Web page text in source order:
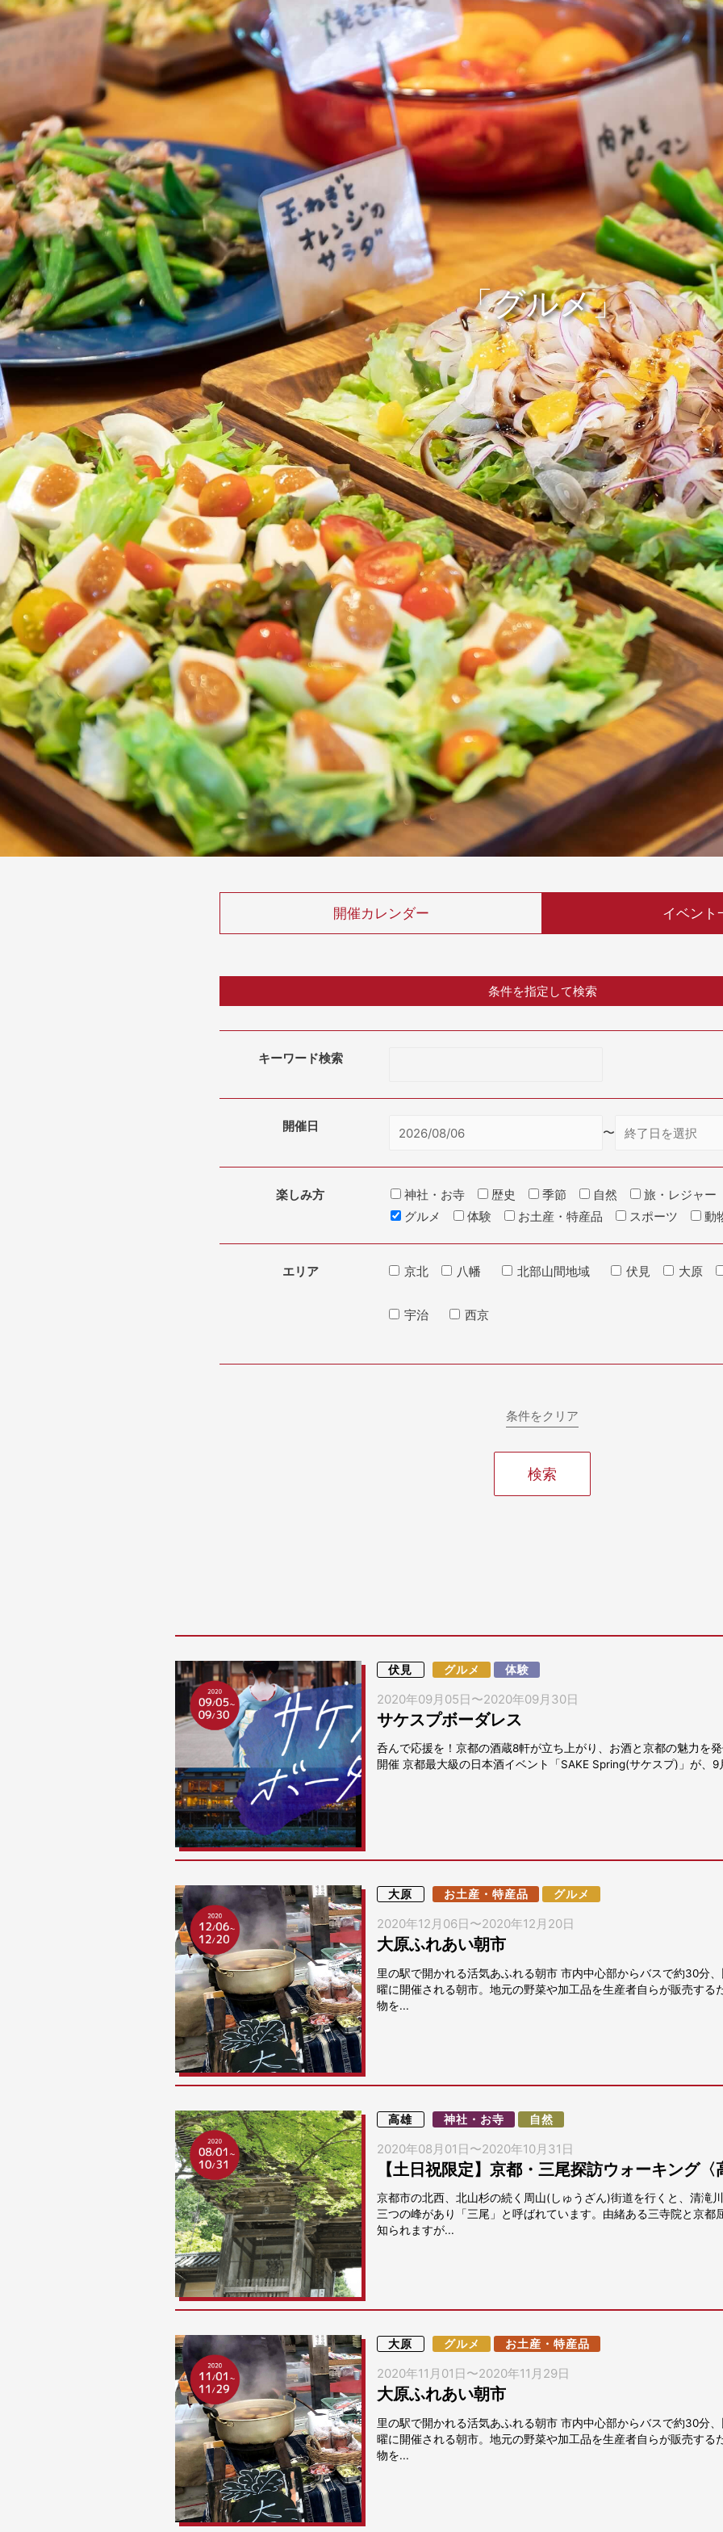
「グルメ」
開催カレンダー イベント
条件を指定して検索
キーワード検索
開催日 〜
楽しみ方 神社・お寺 歴史 季節 自然
旅・レジャー
グルメ
体験 お土産・特産品 スポーツ 動
エリア 京北 八幡 北部山間地域 伏見 大原
宇治 西京
条件をクリア
伏見 グルメ 体験
2020年09月05日〜2020年09月30日
サケスプボーダレス
呑んで応援を！京都の酒蔵8軒が立ち上がり、お酒と京都の魅力を
開催 京都最大級の日本酒イベント「SAKE Spring(サケスプ)」が、
大原 お土産・特産品 グルメ
2020年12月06日 〜2020年12月20日
大原ふれあい朝市
里の駅で開かれる活気あふれる朝市 市内中心部からバスで約30分
曜に開催される朝市。地元の野菜や加工品を生産者自らが販売する
物を...
高雄 神社・お寺 自然
2020年08月01日〜2020年10月31日
【土日祝限定】京都・三尾探訪ウォーキング
京都市の北西、北山杉の続く周山(しゅうざん)街道を行くと、清滝
三つの峰があり「三尾」と呼ばれています。由緒ある三寺院と京都
知られますが...
大原 グルメ お土産・特産品
2020年11月01日 〜2020年11月29日
大原ふれあい朝市
里の駅で開かれる活気あふれる朝市 市内中心部からバスで約30分
曜に開催される朝市。地元の野菜や加工品を生産者自らが販売する
物を...